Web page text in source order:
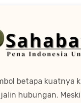
betapa kuatnya
hubungan.